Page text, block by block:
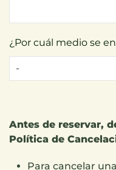
¿Por cuál medio se
Antes de reservar,
Política de
Para cancelar